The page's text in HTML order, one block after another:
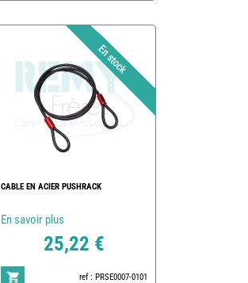
CABLE EN ACIER PUSHRACK
En savoir plus
25,22 €
ref : PRSE0007-0101